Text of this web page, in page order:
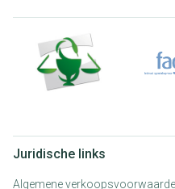
Juridische links
Algemene